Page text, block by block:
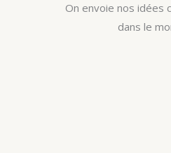
On envoie nos idées
dans le